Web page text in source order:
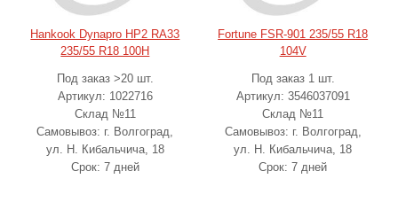
Hankook Dynapro HP2 RA33
235/55 R18 100H
Под заказ >20 шт.
Артикул: 1022716
Склад №11
Самовывоз: г. Волгоград,
ул. Н. Кибальчича, 18
Срок: 7 дней
Fortune FSR-901 235/55 R18
104V
Под заказ 1 шт.
Артикул: 3546037091
Склад №11
Самовывоз: г. Волгоград,
ул. Н. Кибальчича, 18
Срок: 7 дней